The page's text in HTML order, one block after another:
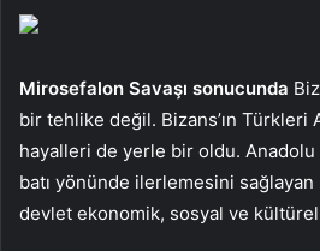
Mirosefalon Savaşı sonucunda
bir tehlike değil. Bizans’ın Türkleri
hayalleri de yerle bir oldu. Anadolu
batı yönünde ilerlemesini
devlet ekonomik, sosyal ve